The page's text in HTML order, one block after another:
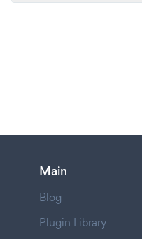
Main
Blog
Plugin Library